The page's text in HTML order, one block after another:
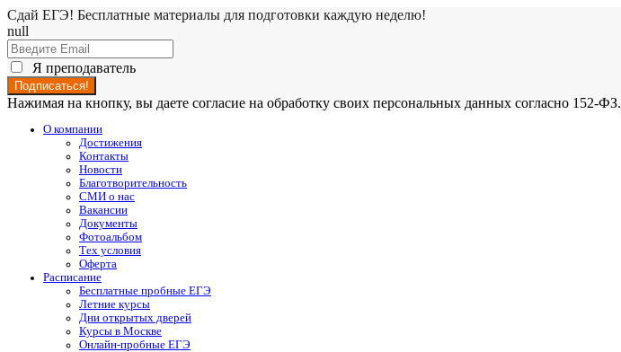
Сдай ЕГЭ! Бесплатные материалы для подготовки каждую неделю!
null
Я преподаватель
Нажимая на кнопку, вы даете согласие на обработку своих персональных данных согласно 152-ФЗ.
О компании
Достижения
Контакты
Новости
Благотворительность
СМИ о нас
Вакансии
Документы
Фотоальбом
Тех условия
Оферта
Расписание
Бесплатные пробные ЕГЭ
Летние курсы
Дни открытых дверей
Курсы в Москве
Онлайн-пробные ЕГЭ